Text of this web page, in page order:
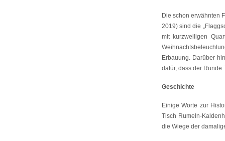
Die schon erwähnten
2019) sind die
mit kurzweiligen
Erbauung. Darüber
dafür, dass der Runde
Geschichte
Einige Worte zur
Tisch Rumeln-
die Wiege der